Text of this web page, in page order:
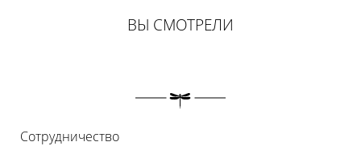
ВЫ СМОТРЕЛИ
Сотрудничество